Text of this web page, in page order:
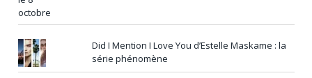
Did I Mention I Love You d’Estelle Maskame : la
série phénomène